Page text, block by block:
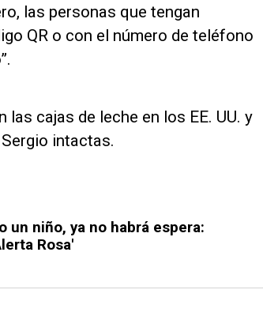
las personas que tengan
QR o con el número de teléfono
cajas de leche en los EE. UU. y
intactas.
un niño, ya no habrá espera:
Rosa'